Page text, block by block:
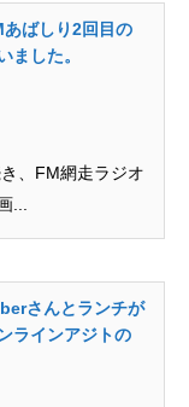
あばしり2回目の
ました。
、FM網走ラジオ
...
さんとランチが
ラインアジトの